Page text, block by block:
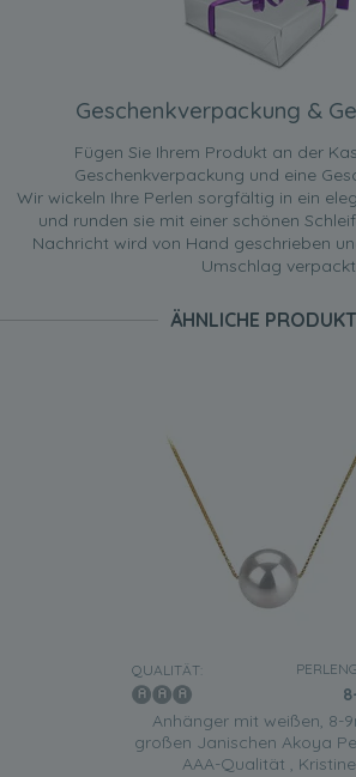
Geschenkverpackung &
Fügen Sie Ihrem Produkt an der
Geschenkverpackung und eine
Wir wickeln Ihre Perlen sorgfältig in ein
und runden sie mit einer schönen
Nachricht wird von Hand geschrieben
Umschlag
ÄHNLICHE
QUALITÄT:
Anhänger mit weißen, 8-
großen Janischen Akoya
AAA-Qualität , Kristine